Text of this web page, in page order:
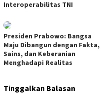
Interoperabilitas TNI
Presiden Prabowo: Bangsa
Maju Dibangun dengan Fakta,
Sains, dan Keberanian
Menghadapi Realitas
Tinggalkan Balasan